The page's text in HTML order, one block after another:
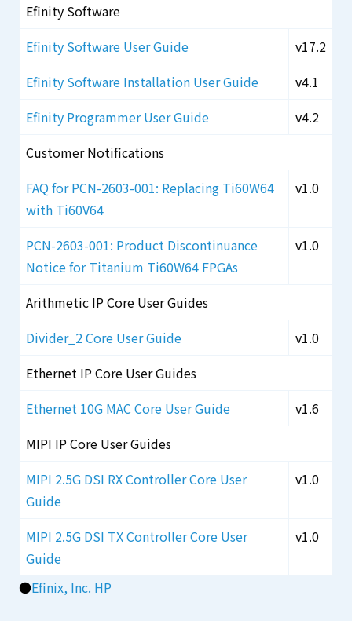
Efinity Software
Efinity Software User Guide
v17.2
Efinity Software Installation User Guide
v4.1
Efinity Programmer User Guide
v4.2
Customer Notifications
FAQ for PCN-2603-001: Replacing Ti60W64
with Ti60V64
v1.0
PCN-2603-001: Product Discontinuance
Notice for Titanium Ti60W64 FPGAs
v1.0
Arithmetic IP Core User Guides
Divider_2 Core User Guide
v1.0
Ethernet IP Core User Guides
Ethernet 10G MAC Core User Guide
v1.6
MIPI IP Core User Guides
MIPI 2.5G DSI RX Controller Core User
Guide
v1.0
MIPI 2.5G DSI TX Controller Core User
Guide
v1.0
●Efinix, Inc. HP